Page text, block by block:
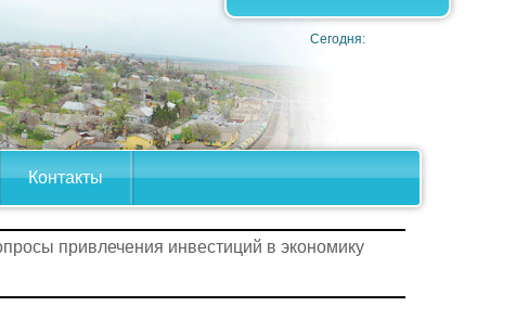
Контакты
Сегодня:
привлечения инвестиций в экономику